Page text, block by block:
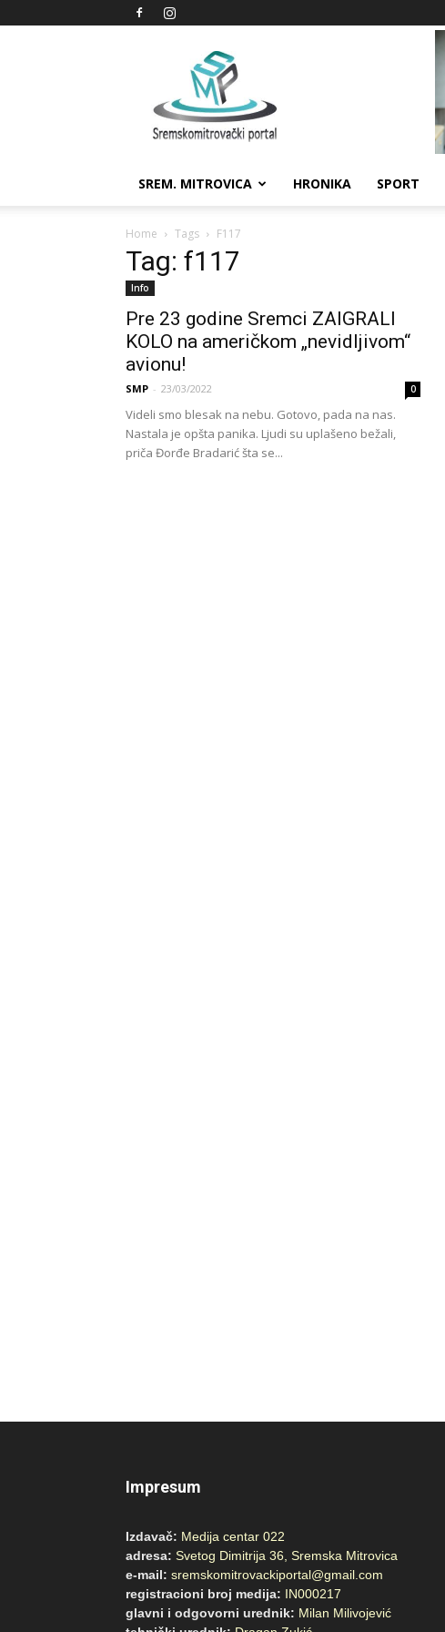
Sremskomitrovački
portal
SREM. MITROVICA HRONIKA SPORT
Home Tags F117
Tag: f117
Info
Pre 23 godine Sremci ZAIGRALI
KOLO na američkom „nevidljivom“
avionu!
SMP - 23/03/2022 0
Videli smo blesak na nebu. Gotovo, pada na nas.
Nastala je opšta panika. Ljudi su uplašeno bežali,
priča Đorđe Bradarić šta se...
Impresum
Izdavač: Medija centar 022
adresa: Svetog Dimitrija 36, Sremska Mitrovica
e-mail: sremskomitrovackiportal@gmail.com
registracioni broj medija: IN000217
glavni i odgovorni urednik: Milan Milivojević